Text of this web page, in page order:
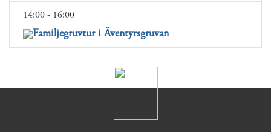
14:00 - 16:00
Familjegruvtur i Äventyrsgruvan